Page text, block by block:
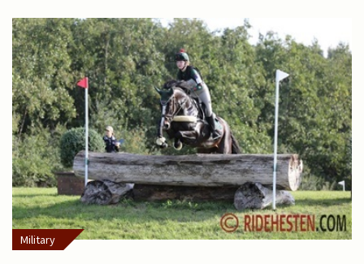
Military